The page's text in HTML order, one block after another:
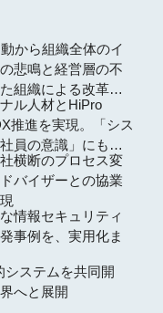
から組織全体のイ
悲鳴と経営層の不
組織による改革が
ル人材とHiPro
推進を実現。「シス
員の意識」にも変
横断のプロセス変
バイザーとの協業
情報セキュリティ
事例を、実用化ま
ステムを共同開
へと展開